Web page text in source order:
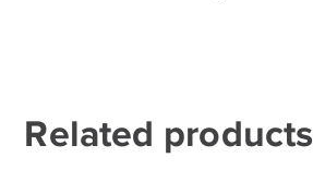
Related products